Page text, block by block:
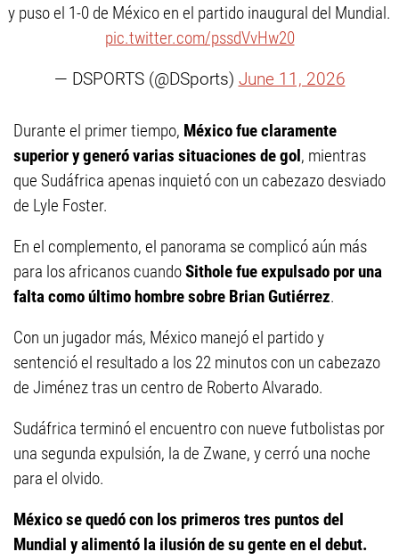
y puso el 1-0 de México en el partido inaugural del Mundial.
pic.twitter.com/pssdVvHw20
— DSPORTS (@DSports) June 11, 2026
Durante el primer tiempo, México fue claramente
superior y generó varias situaciones de gol, mientras
que Sudáfrica apenas inquietó con un cabezazo desviado
de Lyle Foster.
En el complemento, el panorama se complicó aún más
para los africanos cuandoSithole fue expulsado por una
falta como último hombre sobre Brian Gutiérrez.
Con un jugador más, México manejó el partido y
sentenció el resultado a los 22 minutos con un cabezazo
de Jiménez tras un centro de Roberto Alvarado.
Sudáfrica terminó el encuentro con nueve futbolistas por
una segunda expulsión, la de Zwane, y cerró una noche
para el olvido.
México se quedó con los primeros tres puntos del
Mundial y alimentó la ilusión de su gente en el debut.